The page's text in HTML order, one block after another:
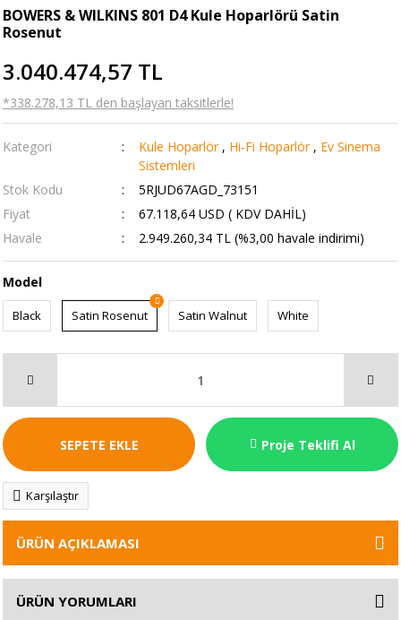
BOWERS & WILKINS 801 D4 Kule Hoparlörü Satin
Rosenut
3.040.474,57 TL
*338.278,13 TL den başlayan taksitlerle!
Kategori Kule Hoparlör , Hi-Fi Hoparlör , Ev Sinema
Sistemleri
Stok Kodu
5RJUD67AGD_73151
Fiyat
67.118,64 USD ( KDV DAHİL)
Havale
2.949.260,34 TL (%3,00 havale indirimi)
Model
Black Satin Rosenut Satin Walnut White
SEPETE EKLE Proje Teklifi Al
Karşılaştır
ÜRÜN AÇIKLAMASI
ÜRÜN YORUMLARI